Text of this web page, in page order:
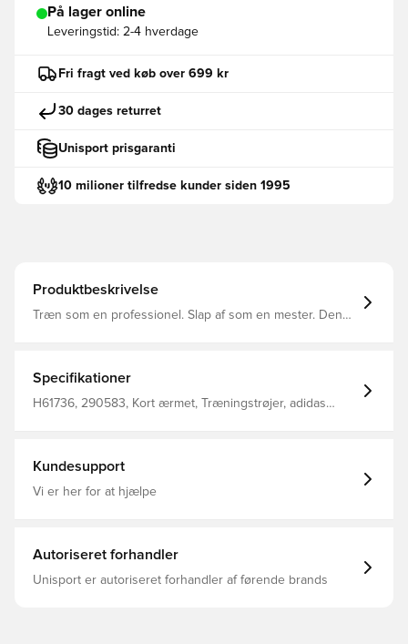
På lager online
Leveringstid: 2-4 hverdage
Fri fragt ved køb over 699 kr
30 dages returret
Unisport prisgaranti
10 milioner tilfredse kunder siden 1995
Produktbeskrivelse
Træn som en professionel. Slap af som en mester. Denne
en kickabout i parken eller nyder en aften i byen.
Fremstillet af 100 % genbrugsmaterialer repræsenterer
dette produkt blot en af vores løsninger til at hjælpe med
Specifikationer
H61736, 290583, Kort ærmet, Træningstrøjer, adidas
Kundesupport
Vi er her for at hjælpe
Autoriseret forhandler
Unisport er autoriseret forhandler af førende brands